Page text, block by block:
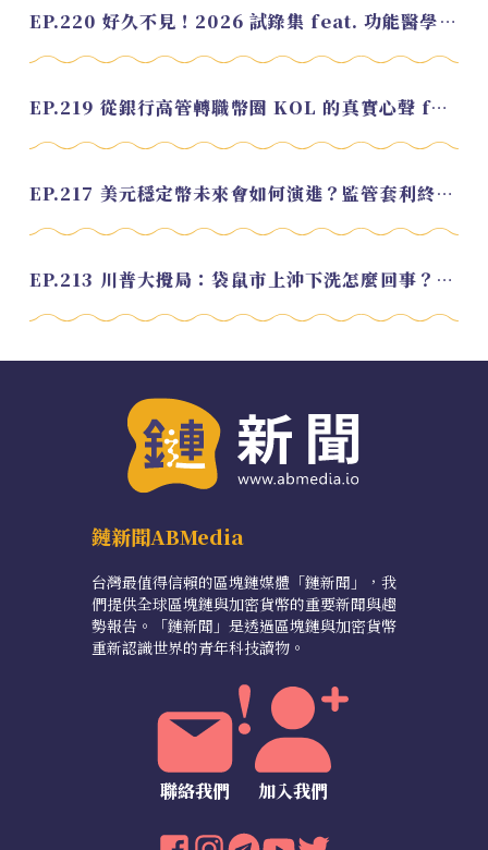
EP.220 好久不見！2026 試錄集 feat. 功能醫學營養師 美寶
EP.219 從銀行高管轉職幣圈 KOL 的真實心聲 feat.龜大
EP.217 美元穩定幣未來會如何演進？監管套利終將收斂？feat. 研究員 余哲安
EP.213 川普大攪局：袋鼠市上沖下洗怎麼回事？feat. Alvin
鏈新聞ABMedia
台灣最值得信賴的區塊鏈媒體「鏈新聞」，我
們提供全球區塊鏈與加密貨幣的重要新聞與趨
勢報告。「鏈新聞」是透過區塊鏈與加密貨幣
重新認識世界的青年科技讀物。
聯絡我們 加入我們